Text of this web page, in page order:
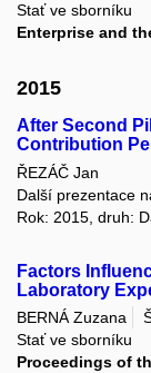
Stať ve sborníku
Enterprise and
2015
After Second
Contribution
ŘEZÁČ Jan
Další prezentace
Rok: 2015, druh:
Factors
Laboratory
BERNÁ Zuzana
Stať ve sborníku
Proceedings of